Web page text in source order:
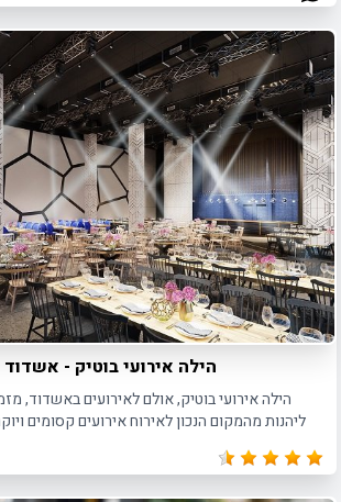
הילה אירועי בוטיק - אשדוד
הילה אירועי בוטיק, אולם לאירועים באשדוד,
ליהנות מהמקום הנכון לאירוח אירועים קסומים